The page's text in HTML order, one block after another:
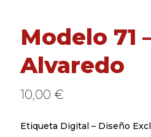
Modelo 71
Alvaredo
10,00 €
Etiqueta Digital – Diseño